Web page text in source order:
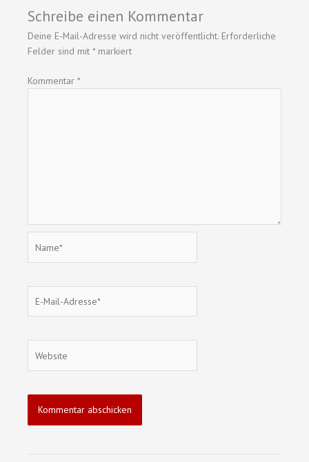
Schreibe einen Kommentar
Deine E-Mail-Adresse wird nicht veröffentlicht. Erforderliche
Felder sind mit *markiert
Kommentar *
Mail-